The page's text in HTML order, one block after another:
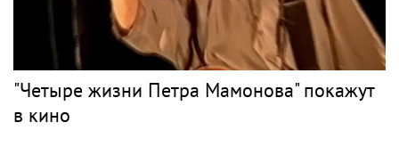
"Четыре жизни Петра Мамонова" покажут
в кино